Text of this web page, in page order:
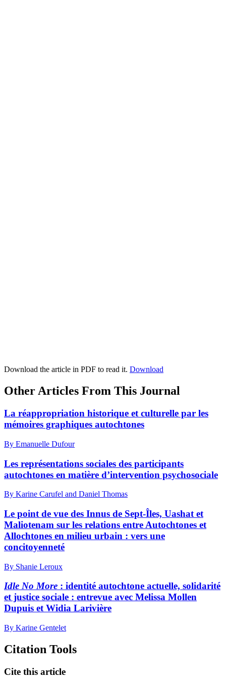
Download the article in PDF to read it. Download
Other Articles From This Journal
La réappropriation historique et culturelle par les
mémoires graphiques autochtones
By Emanuelle Dufour
Les représentations sociales des participants
autochtones en matière d’intervention psychosociale
By Karine Carufel and Daniel Thomas
Le point de vue des Innus de Sept-Îles, Uashat et
Maliotenam sur les relations entre Autochtones et
Allochtones en milieu urbain : vers une
concitoyenneté
By Shanie Leroux
Idle No More : identité autochtone actuelle, solidarité
et justice sociale : entrevue avec Melissa Mollen
Dupuis et Widia Larivière
By Karine Gentelet
Citation Tools
Cite this article